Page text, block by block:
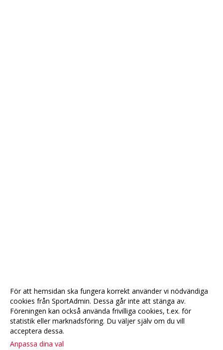
För att hemsidan ska fungera korrekt använder vi nödvändiga
cookies från SportAdmin. Dessa går inte att stänga av.
Föreningen kan också använda frivilliga cookies, t.ex. för
statistik eller marknadsföring. Du väljer själv om du vill
acceptera dessa.
Anpassa dina val